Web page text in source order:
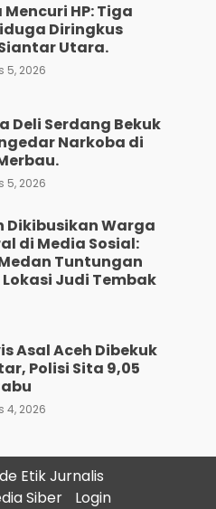
HP: Tiga
Diringkus
Utara.
5, 2026
Deli Serdang Bekuk
Narkoba di
5, 2026
Dikibusikan Warga
di Media Sosial:
Tuntungan
Lokasi Judi Tembak
Asal Aceh Dibekuk
Polisi Sita 9,05
4, 2026
Polres
Amankan
Rokok Ilegal
Etik Jurnalis
Siber
Login